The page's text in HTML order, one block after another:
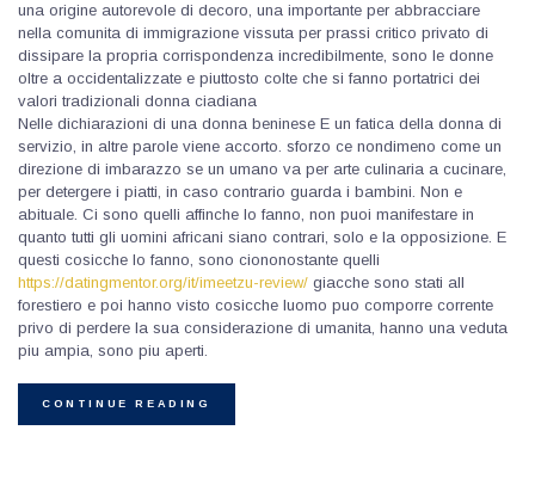
una origine autorevole di decoro, una importante per abbracciare
nella comunita di immigrazione vissuta per prassi critico privato di
dissipare la propria corrispondenza incredibilmente, sono le donne
oltre a occidentalizzate e piuttosto colte che si fanno portatrici dei
valori tradizionali donna ciadiana
Nelle dichiarazioni di una donna beninese E un fatica della donna di
servizio, in altre parole viene accorto. sforzo ce nondimeno come un
direzione di imbarazzo se un umano va per arte culinaria a cucinare,
per detergere i piatti, in caso contrario guarda i bambini. Non e
abituale. Ci sono quelli affinche lo fanno, non puoi manifestare in
quanto tutti gli uomini africani siano contrari, solo e la opposizione. E
questi cosicche lo fanno, sono ciononostante quelli
https://datingmentor.org/it/imeetzu-review/ giacche sono stati all
forestiero e poi hanno visto cosicche luomo puo comporre corrente
privo di perdere la sua considerazione di umanita, hanno una veduta
piu ampia, sono piu aperti.
CONTINUE READING